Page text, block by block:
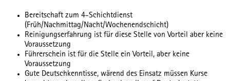
Bereitschaft zum 4-Schichtdienst
(Früh/Nachmittag/Nacht/Wochenendschicht)
Reinigungserfahrung ist für diese Stelle von Vorteil aber keine
Voraussetzung
Führerschein ist für die Stelle ein Vorteil, aber keine
Voraussetzung
Gute Deutschkenntisse, wärend des Einsatz müssen Kurse